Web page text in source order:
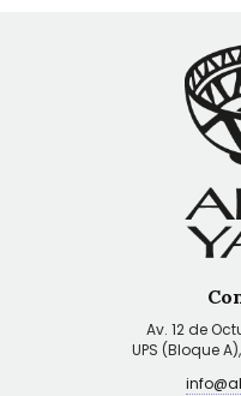
Av. 12 de
UPS (Bloque